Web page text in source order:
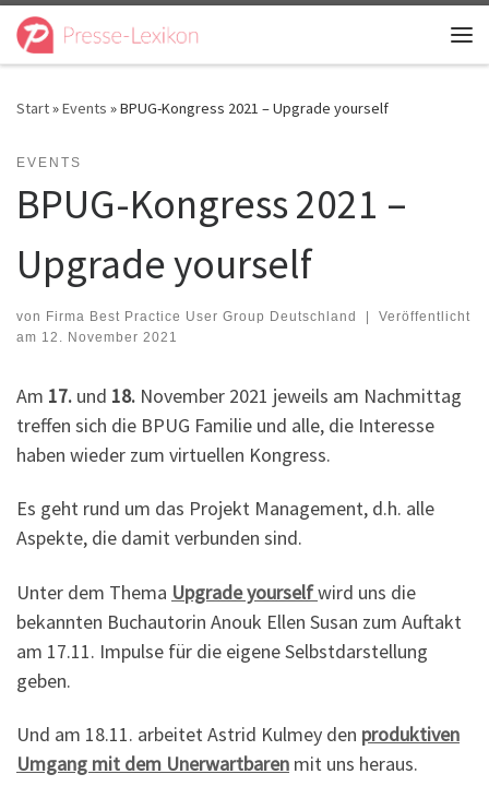
Zum Inhalt springen
Start»Events »BPUG-Kongress 2021 – Upgrade yourself
EVENTS
BPUG-Kongress 2021 –
Upgrade yourself
von Firma Best Practice User Group Deutschland |
Veröffentlicht
am 12. November 2021
Am 17. und 18. November 2021 jeweils am Nachmittag
treffen sich die BPUG Familie und alle, die Interesse
haben wieder zum virtuellen Kongress.
Es geht rund um das Projekt Management, d.h. alle
Aspekte, die damit verbunden sind.
Unter dem Thema Upgrade yourselfwird uns die
bekannten Buchautorin Anouk Ellen Susan zum Auftakt
am 17.11. Impulse für die eigene Selbstdarstellung
geben.
Und am 18.11. arbeitet Astrid Kulmey den produktiven
Umgang mit dem Unerwartbaren mit uns heraus.